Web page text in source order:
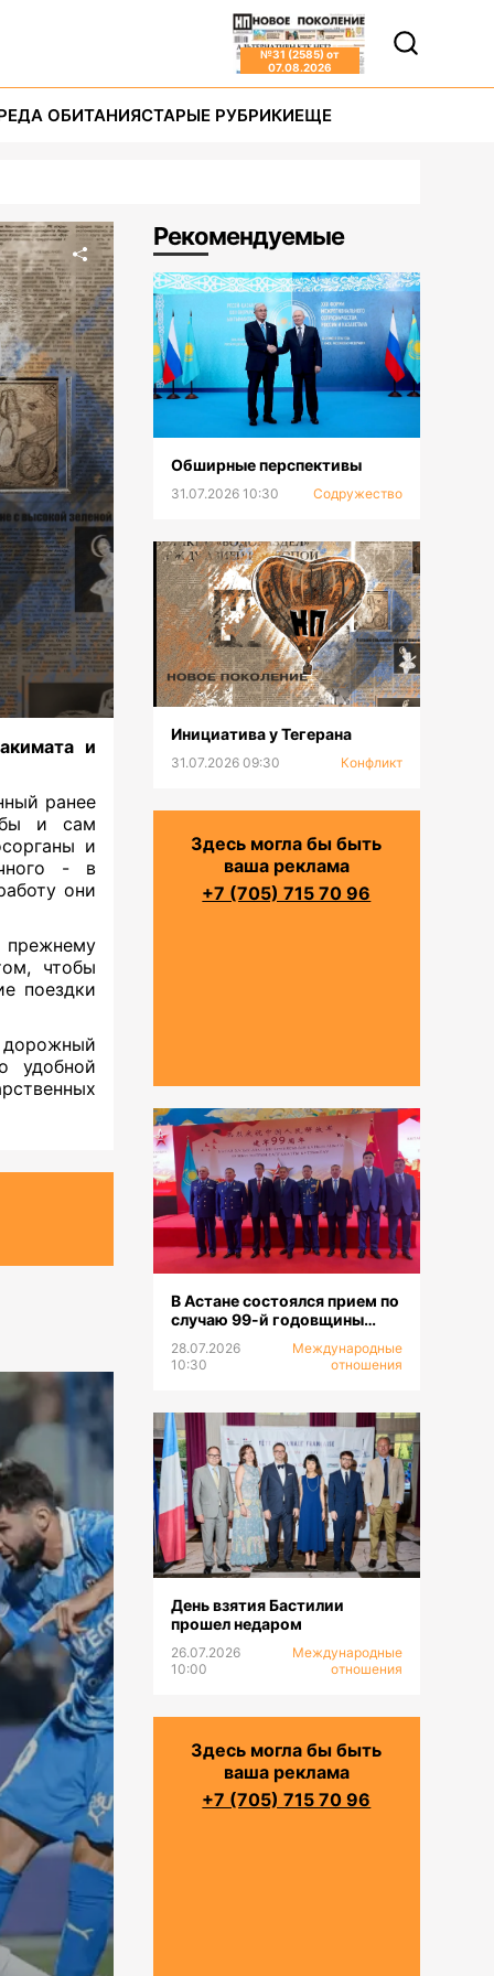
№31 (2585) от
07.08.2026
ОБИТАНИЯСТАРЫЕ РУБРИКИЕЩЕ
и
ранее
и сам
и
- в
они
чтобы
поездки
дорожный
удобной
Рекомендуемые
Обширные перспективы
31.07.2026 10:30 Содружество
Инициатива у Тегерана
31.07.2026 09:30 Конфликт
Здесь могла бы быть
ваша реклама
+7 (705) 715 70 96
В Астане состоялся прием по
случаю 99-й годовщины
28.07.2026
10:30
Международные
отношения
День взятия Бастилии
прошел недаром
26.07.2026
10:00
Международные
отношения
Здесь могла бы быть
ваша реклама
+7 (705) 715 70 96